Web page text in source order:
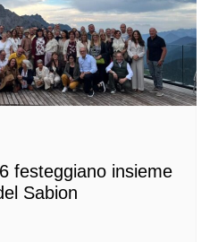
festeggiano insieme
Sabion